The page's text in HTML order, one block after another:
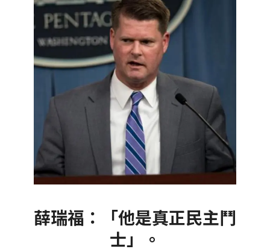
薛瑞福：「他是真正民主鬥
士」。